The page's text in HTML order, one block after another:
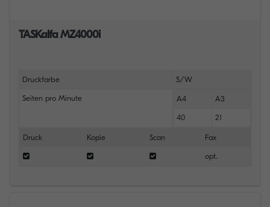
TASKalfa MZ4000i
Druckfarbe S/W
Seiten pro Minute A4 A3
40 21
Druck Kopie Scan Fax
opt.